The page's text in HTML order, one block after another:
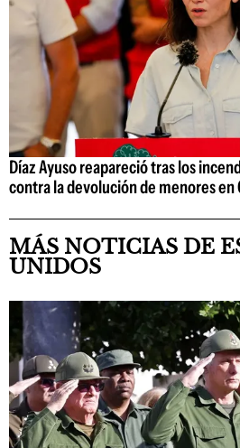
Díaz Ayuso reapareció tras los
contra la devolución de menores en
MÁS NOTICIAS DE
UNIDOS